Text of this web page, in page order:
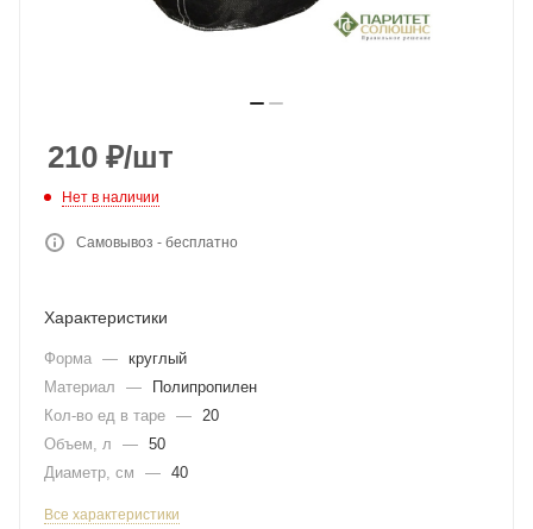
210 ₽/шт
Нет в наличии
Самовывоз - бесплатно
Характеристики
Форма — круглый
Материал
—
Полипропилен
Кол-во ед в таре —
20
Объем, л
— 50
Диаметр, см
— 40
Все характеристики